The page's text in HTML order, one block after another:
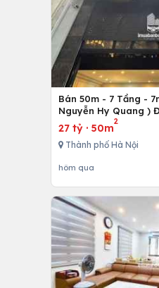
Bán 50m - 7 Tầng -
Nguyễn Hy Quang )
27 tỷ · 50m
2
Thành phố Hà Nội
hôm qua